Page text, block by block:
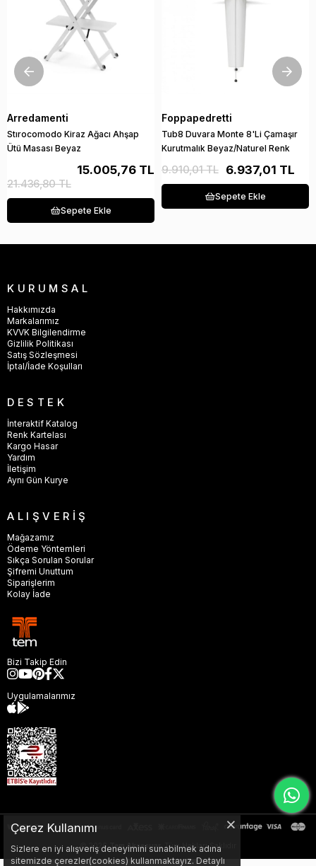
Arredamenti
Stırocomodo Kiraz Ağacı Ahşap
Ütü Masası Beyaz
15.005,76 TL
21.436,80 TL
Sepete Ekle
Foppapedretti
Tub8 Duvara Monte 8'Li Çamaşır
Kurutmalık Beyaz/Naturel Renk
6.937,01 TL
9.910,01 TL
Sepete Ekle
KURUMSAL
Hakkımızda
Markalarımız
KVVK Bilgilendirme
Gizlilik Politikası
Satış Sözleşmesi
İptal/İade Koşulları
DESTEK
İnteraktif Katalog
Renk Kartelası
Kargo Hasar
Yardım
İletişim
Aynı Gün Kurye
ALIŞVERİŞ
Mağazamız
Ödeme Yöntemleri
Sıkça Sorulan Sorular
Şifremi Unuttum
Siparişlerim
Kolay İade
Bizi Takip Edin
Uygulamalarımız
© 2026 Tem Aksesuar, Tüm Hakları Saklıdır
Çerez Kullanımı
Sizlere en iyi alışveriş deneyimini sunabilmek adına
sitemizde çerezler(cookies) kullanmaktayız. Detaylı